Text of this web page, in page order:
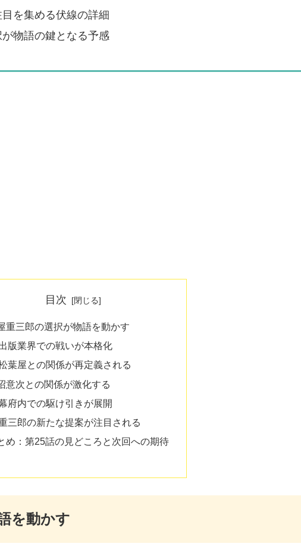
を集める伏線の詳細
物語の鍵となる予感
目次
重三郎の選択が物語を動かす
版業界での戦いが本格化
葉屋との関係が再定義される
意次との関係が激化する
府内での駆け引きが展開
三郎の新たな提案が注目される
め：第25話の見どころと次回への期待
を動かす